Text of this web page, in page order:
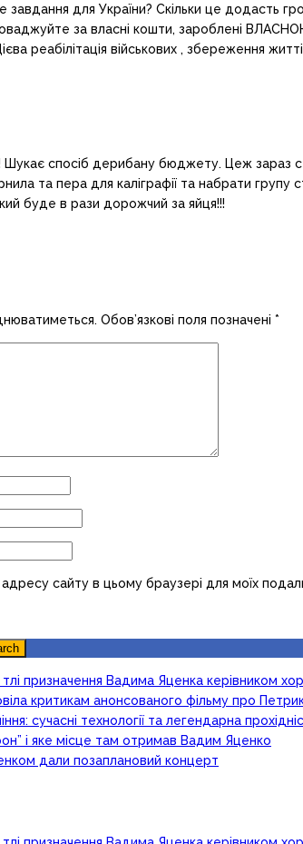
для України? Скільки це додасть
за власні кошти, зароблені
реабілітація військових , збереження
спосіб дерибану бюджету. Цеж зараз
та пера для каліграфії та набрати
буде в рази дорожчий за яйця!!!
Обов’язкові поля позначені *
сайту в цьому браузері для моїх
тлі призначення Вадима Яценка керівником
критикам анонсованого фільму про
сучасні технології та легендарна
і яке місце там отримав Вадим Яценко
дали позаплановий концерт